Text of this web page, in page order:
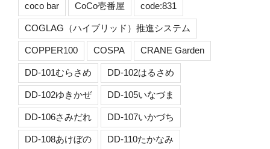
coco bar CoCo壱番屋 code:831
COGLAG（ハイブリッド）推進システム
COPPER100 COSPA CRANE Garden
DD-101むらさめ DD-102はるさめ
DD-102ゆきかぜ DD-105いなづま
DD-106さみだれ DD-107いかづち
DD-108あけぼの DD-110たかなみ